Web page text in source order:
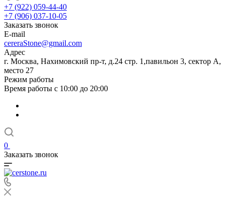
+7 (922) 059-44-40
+7 (906) 037-10-05
Заказать звонок
E-mail
cereraStone@gmail.com
Адрес
г. Москва, Нахимовский пр-т, д.24 стр. 1,павильон 3, сектор А,
место 27
Режим работы
Время работы с 10:00 до 20:00
0
Заказать звонок